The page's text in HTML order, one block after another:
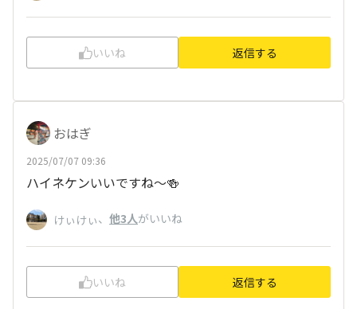
いいね 返信する
おはぎ
2025/07/07 09:36
ハイネケンいいですね〜🍻
けぃけぃ、 他3人がいいね
いいね 返信する